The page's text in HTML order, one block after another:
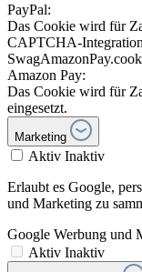
PayPal:
Das Cookie wird für
CAPTCHA-Integration
Amazon Pay:
Das Cookie wird für
eingesetzt.
Marketing
Aktiv Inaktiv
Erlaubt es Google,
und Marketing zu
Google Werbung und
Aktiv Inaktiv